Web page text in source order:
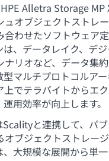
HPE Alletra Storage MP
オブジェクトストレ
わせたソフトウェア
、データレイク、デ
リオなど、データ集
マルチプロトコルア
でテラバイトからエ
用効率が向上します。
Scalityと連携して、パ
ブジェクトストレー
大規模な展開から単